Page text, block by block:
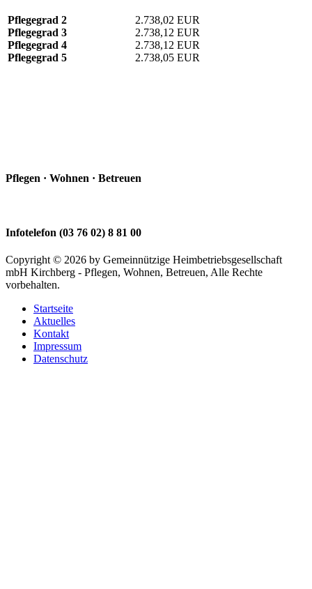
Pflegegrad 2
Pflegegrad 3
Pflegegrad 4
Pflegegrad 5
2.738,02 EUR
2.738,12 EUR
2.738,12 EUR
2.738,05 EUR
Pflegen · Wohnen · Betreuen
Infotelefon (03 76 02) 8 81 00
Copyright © 2026 by Gemeinnützige Heimbetriebsgesellschaft
mbH Kirchberg - Pflegen, Wohnen, Betreuen, Alle Rechte
vorbehalten.
Startseite
Aktuelles
Kontakt
Impressum
Datenschutz